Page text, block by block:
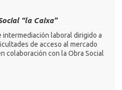
“la Caixa”
intermediación laboral dirigido a
de acceso al mercado
colaboración con la Obra Social